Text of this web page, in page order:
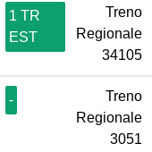
1 TR
EST
Treno
Regionale
34105
-
Treno
Regionale
3051